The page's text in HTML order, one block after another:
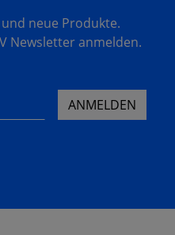
neue Produkte.
Newsletter anmelden.
ANMELDEN